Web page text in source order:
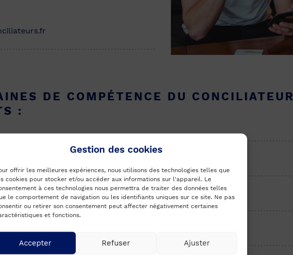
Gestion des cookies
offrir les meilleures expériences, nous utilisons des technologies telles que
cookies pour stocker et/ou accéder aux informations sur l'appareil. Le
à ces technologies nous permettra de traiter des données telles
le comportement de navigation ou les identifiants uniques sur ce site. Ne pas
ou retirer son consentement peut affecter négativement certaines
et fonctions.
Accepter Refuser Ajuster
DE COMPÉTENCE DU CONCILIATEUR
:
PROPRIÉTAIRES